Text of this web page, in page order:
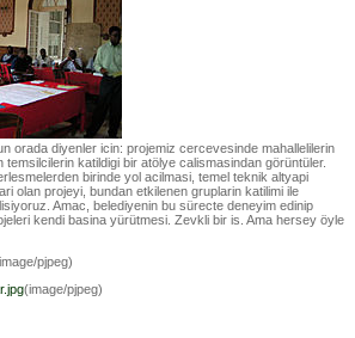
orada diyenler icin: projemiz cercevesinde mahallelilerin
katildigi bir atölye calismasindan görüntüler.
birinde yol acilmasi, temel teknik altyapi
olan projeyi, bundan etkilenen gruplarin katilimi ile
Amac, belediyenin bu sürecte deneyim edinip
kendi basina yürütmesi. Zevkli bir is. Ama hersey öyle
pjpeg)
(image/pjpeg)